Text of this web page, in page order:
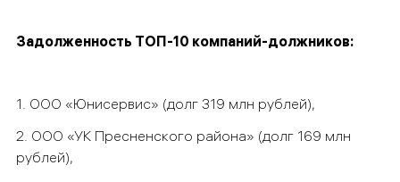
Задолженность ТОП-10 компаний-должников:
1. ООО «Юнисервис» (долг 319 млн рублей),
2. ООО «УК Пресненского района» (долг 169 млн
рублей),